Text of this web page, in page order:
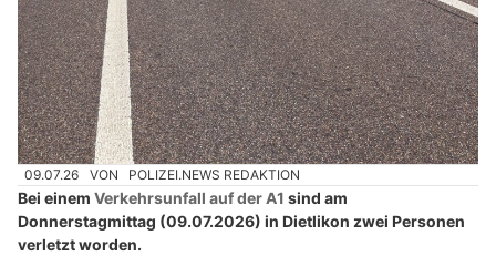
09.07.26 VON POLIZEI.NEWS REDAKTION
Bei einem Verkehrsunfall auf der A1 sind am
Donnerstagmittag (09.07.2026) in Dietlikon zwei Personen
verletzt worden.